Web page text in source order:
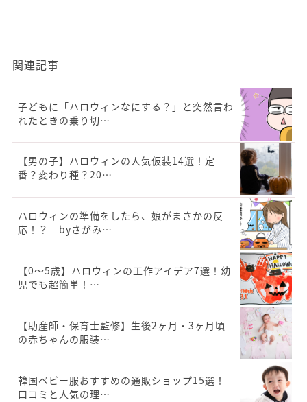
関連記事
子どもに「ハロウィンなにする？」と突然言わ
れたときの乗り切…
【男の子】ハロウィンの人気仮装14選！定
番？変わり種？20…
ハロウィンの準備をしたら、娘がまさかの反
応！？ byさがみ…
【0～5歳】ハロウィンの工作アイデア7選！幼
児でも超簡単！…
【助産師・保育士監修】生後2ヶ月・3ヶ月頃
の赤ちゃんの服装…
韓国ベビー服おすすめの通販ショップ15選！
口コミと人気の理…